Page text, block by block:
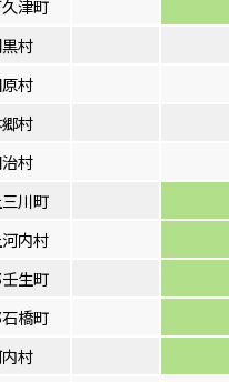
津町
村
村
村
村
川町
内村
生町
橋町
村